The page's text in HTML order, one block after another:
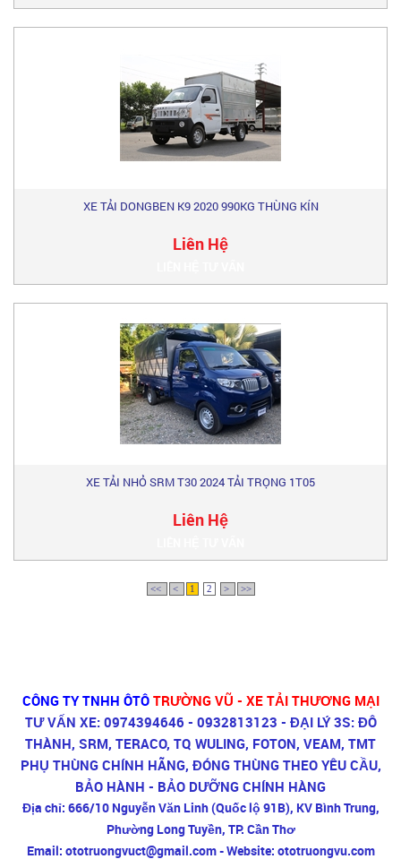
XE TẢI DONGBEN K9 2020 990KG THÙNG KÍN
Liên Hệ
XE TẢI NHỎ SRM T30 2024 TẢI TRỌNG 1T05
Liên Hệ
<< < 1 2 > >>
CÔNG TY TNHH ÔTÔ TRƯỜNG VŨ - XE TẢI THƯƠNG MẠI
TƯ VẤN XE: 0974394646 - 0932813123 - ĐẠI LÝ 3S: ĐÔ
THÀNH, SRM, TERACO, TQ WULING, FOTON, VEAM, TMT
PHỤ THÙNG CHÍNH HÃNG, ĐÓNG THÙNG THEO YÊU CẦU,
BẢO HÀNH - BẢO DƯỠNG CHÍNH HÀNG
Địa chỉ: 666/10 Nguyễn Văn Linh (Quốc lộ 91B), KV Bình Trung,
Phường Long Tuyền, TP. Cần Thơ
Email: ototruongvuct@gmail.com -Website: ototruongvu.com